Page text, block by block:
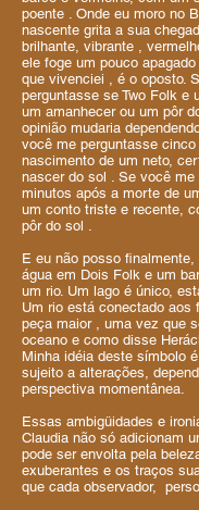
poente . Onde eu moro no
nascente grita a sua
brilhante, vibrante ,
ele foge um pouco
que vivenciei , é o oposto.
perguntasse se Two Folk e
um amanhecer ou um pôr
opinião mudaria
você me perguntasse
nascimento de um neto,
nascer do sol . Se você
minutos após a morte de
um conto triste e recente,
pôr do sol .
E eu não posso
água em Dois Folk e um
um rio. Um lago é único,
Um rio está conectado aos
peça maior , uma vez que
oceano e como disse
Minha idéia deste símbolo
sujeito a alterações,
perspectiva momentânea.
Essas ambigüidades e
Claudia não só adicionam
pode ser envolta pela
exuberantes e os traços
que cada observador,